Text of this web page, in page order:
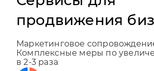
продвижения
Комплексные меры по
в 2-3 раза